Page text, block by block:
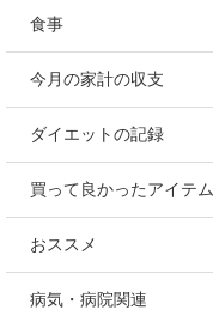
食事
今月の家計の収支
ダイエットの記録
買って良かったアイテム
おススメ
病気・病院関連